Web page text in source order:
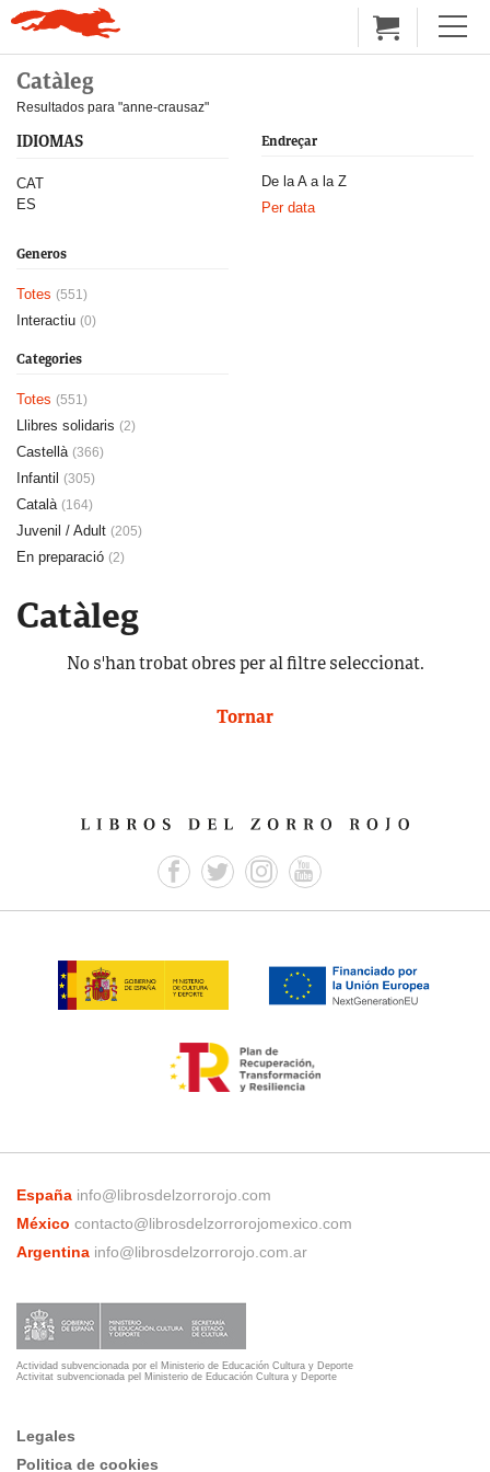
Catàleg
Resultados para "anne-crausaz"
Endreçar
De la A a la Z
Per data
IDIOMAS
CAT
ES
Generos
Totes (551)
Interactiu (0)
Categories
Totes (551)
Llibres solidaris (2)
Castellà (366)
Infantil (305)
Català (164)
Juvenil / Adult (205)
En preparació (2)
Catàleg
No s'han trobat obres per al filtre seleccionat.
Tornar
España info@librosdelzorrorojo.com
México contacto@librosdelzorrorojomexico.com
Argentina info@librosdelzorrorojo.com.ar
Actividad subvencionada por el Ministerio de Educación Cultura y Deporte
Activitat subvencionada pel Ministerio de Educación Cultura y Deporte
Legales
Politica de cookies